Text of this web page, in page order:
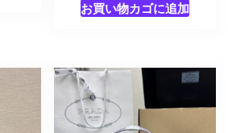
お買い物カゴに追加